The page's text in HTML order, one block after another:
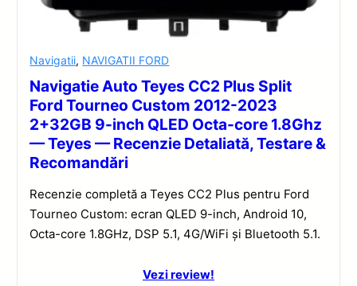
Navigatii, NAVIGATII FORD
Navigatie Auto Teyes CC2 Plus Split
Ford Tourneo Custom 2012-2023
2+32GB 9-inch QLED Octa-core 1.8Ghz
— Teyes — Recenzie Detaliată, Testare &
Recomandări
Recenzie completă a Teyes CC2 Plus pentru Ford
Tourneo Custom: ecran QLED 9-inch, Android 10,
Octa-core 1.8GHz, DSP 5.1, 4G/WiFi și Bluetooth 5.1.
Vezi review!